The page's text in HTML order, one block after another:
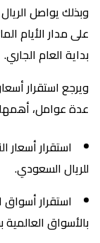
وبذلك يواصل
على مدار الأيام
بداية العام الجاري.
ويرجع استقرار
عدة عوامل،
استقرار أسعار
للريال السعودي.
استقرار أسواق
بالأسواق